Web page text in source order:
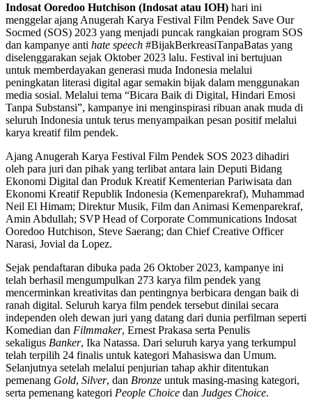
Indosat Ooredoo Hutchison (Indosat atau IOH) hari ini
menggelar ajang Anugerah Karya Festival Film Pendek Save Our
Socmed (SOS) 2023 yang menjadi puncak rangkaian program SOS
dan kampanye anti hate speech #BijakBerkreasiTanpaBatas yang
diselenggarakan sejak Oktober 2023 lalu. Festival ini bertujuan
untuk memberdayakan generasi muda Indonesia melalui
peningkatan literasi digital agar semakin bijak dalam menggunakan
media sosial. Melalui tema “Bicara Baik di Digital, Hindari Emosi
Tanpa Substansi”, kampanye ini menginspirasi ribuan anak muda di
seluruh Indonesia untuk terus menyampaikan pesan positif melalui
karya kreatif film pendek.
Ajang Anugerah Karya Festival Film Pendek SOS 2023 dihadiri
oleh para juri dan pihak yang terlibat antara lain Deputi Bidang
Ekonomi Digital dan Produk Kreatif Kementerian Pariwisata dan
Ekonomi Kreatif Republik Indonesia (Kemenparekraf), Muhammad
Neil El Himam; Direktur Musik, Film dan Animasi Kemenparekraf,
Amin Abdullah; SVP Head of Corporate Communications Indosat
Ooredoo Hutchison, Steve Saerang; dan Chief Creative Officer
Narasi, Jovial da Lopez.
Sejak pendaftaran dibuka pada 26 Oktober 2023, kampanye ini
telah berhasil mengumpulkan 273 karya film pendek yang
mencerminkan kreativitas dan pentingnya berbicara dengan baik di
ranah digital. Seluruh karya film pendek tersebut dinilai secara
independen oleh dewan juri yang datang dari dunia perfilman seperti
Komedian dan Filmmaker, Ernest Prakasa serta Penulis
sekaligus Banker, Ika Natassa. Dari seluruh karya yang terkumpul
telah terpilih 24 finalis untuk kategori Mahasiswa dan Umum.
Selanjutnya setelah melalui penjurian tahap akhir ditentukan
pemenang Gold, Silver, dan Bronze untuk masing-masing kategori,
serta pemenang kategori People Choice dan Judges Choice.